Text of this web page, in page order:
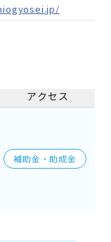
アクセス
補助金・助成金